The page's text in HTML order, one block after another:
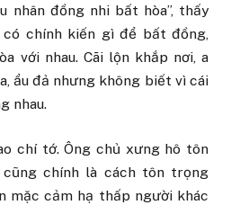
nhân đồng nhi bất hòa”, thấy
chính kiến gì để bất đồng,
với nhau. Cãi lộn khắp nơi, a
ẩu đả nhưng không biết vì cái
nhau.
chí tớ. Ông chủ xưng hô tôn
chính là cách tôn trọng
mặc cảm hạ thấp người khác